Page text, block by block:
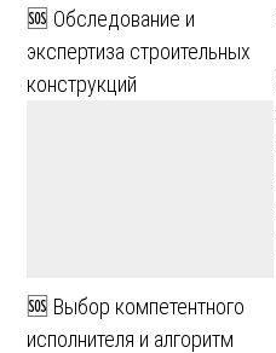
🆘 Обследование и
экспертиза строительных
конструкций
🆘 Выбор компетентного
исполнителя и алгоритм